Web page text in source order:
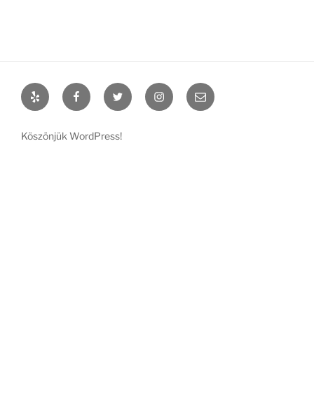
Yelp FacebookTwitter InstagramEmail
Köszönjük WordPress!